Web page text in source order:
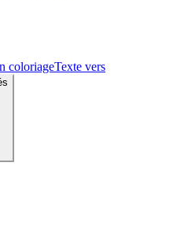
coloriageTexte vers